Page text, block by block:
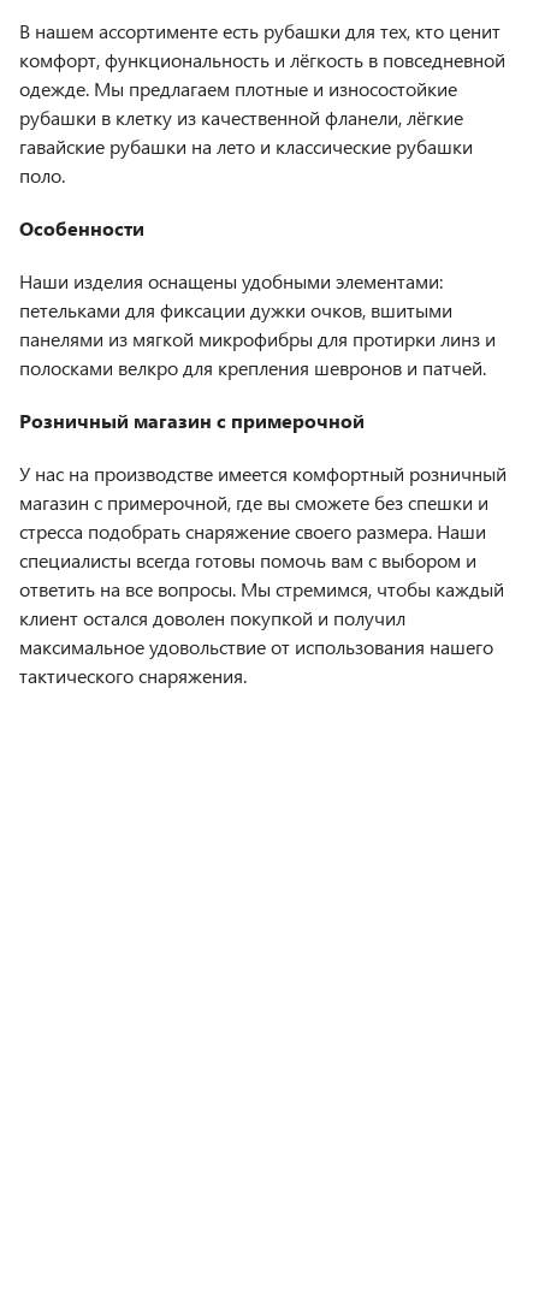
В нашем ассортименте есть рубашки для тех, кто ценит
комфорт, функциональность и лёгкость в повседневной
одежде. Мы предлагаем плотные и износостойкие
рубашки в клетку из качественной фланели, лёгкие
гавайские рубашки на лето и классические рубашки
поло.
Особенности
Наши изделия оснащены удобными элементами:
петельками для фиксации дужки очков, вшитыми
панелями из мягкой микрофибры для протирки линз и
полосками велкро для крепления шевронов и патчей.
Розничный магазин с примерочной
У нас на производстве имеется комфортный розничный
магазин с примерочной, где вы сможете без спешки и
стресса подобрать снаряжение своего размера. Наши
специалисты всегда готовы помочь вам с выбором и
ответить на все вопросы. Мы стремимся, чтобы каждый
клиент остался доволен покупкой и получил
максимальное удовольствие от использования нашего
тактического снаряжения.